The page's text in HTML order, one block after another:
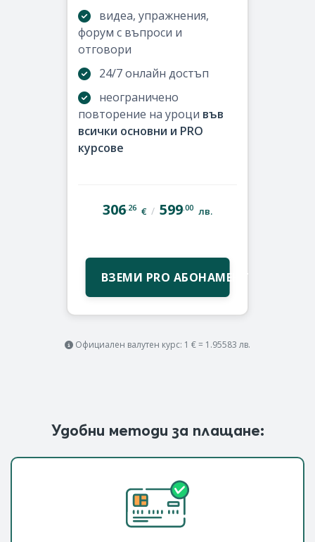
видеа, упражнения,
форум с въпроси и
отговори
24/7 онлайн достъп
неограничено
повторение на уроци във
всички основни и PRO
курсове
306 .26 € / 599 .00 лв.
ВЗЕМИ PRO АБОНАМЕНТ
Официален валутен курс: 1 € = 1.95583 лв.
Удобни методи за плащане: